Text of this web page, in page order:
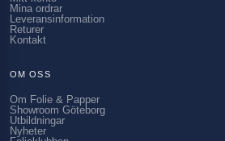
Mina ordrar
Leveransinformation
Returer
Kontakt
OM OSS
Om Folie & Papper
Showroom Göteborg
Utbildningar
Nyheter